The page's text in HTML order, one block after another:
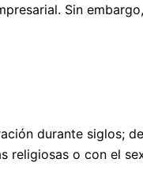
Sin
durante siglos;
o con el